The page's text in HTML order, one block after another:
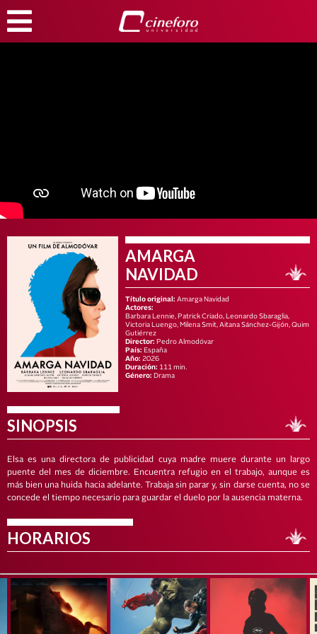
AMARGA
NAVIDAD
Título original: Amarga Navidad
Actores:
Barbara Lennie, Patrick Criado, Leonardo Sbaraglia,
Victoria Luengo, Milena Smit, Aitana Sánchez-Gijón, Quim
Gutiérrez
Director: Pedro Almodóvar
País: España
Año: 2026
Duración: 111 min.
Género: Drama
SINOPSIS
Elsa es una directora de publicidad cuya madre muere durante un largo
puente del mes de diciembre. Encuentra refugio en el trabajo, aunque es
más bien una huida hacia adelante. Trabaja sin parar y, sin darse cuenta, no se
concede el tiempo necesario para guardar el duelo por la ausencia materna.
HORARIOS